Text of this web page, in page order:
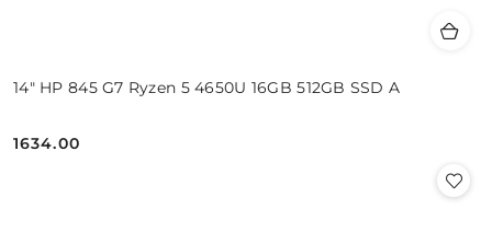
14" HP 845 G7 Ryzen 5 4650U 16GB 512GB SSD A
Cena:
1634.00